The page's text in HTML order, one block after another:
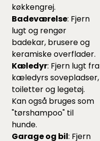
køkkengrej.
Badeværelse: Fjern
lugt og rengør
badekar, brusere og
keramiske overflader.
Kæledyr: Fjern lugt fra
kæledyrs sovepladser,
toiletter og legetøj.
Kan også bruges som
"tørshampoo" til
hunde.
Garage og bil: Fjern